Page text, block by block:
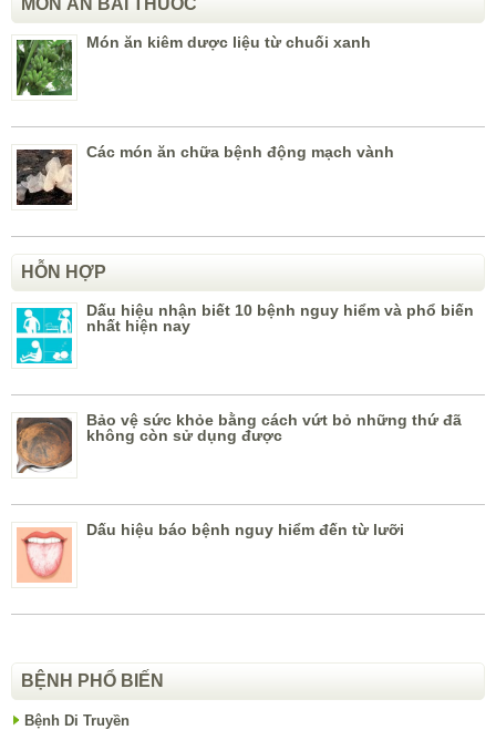
Món ăn kiêm dược liệu từ chuối xanh
Các món ăn chữa bệnh động mạch vành
HỖN HỢP
Dấu hiệu nhận biết 10 bệnh nguy hiểm và phổ biến
nhất hiện nay
Bảo vệ sức khỏe bằng cách vứt bỏ những thứ đã
không còn sử dụng được
Dấu hiệu báo bệnh nguy hiểm đến từ lưỡi
BỆNH PHỔ BIẾN
Bệnh Di Truyền